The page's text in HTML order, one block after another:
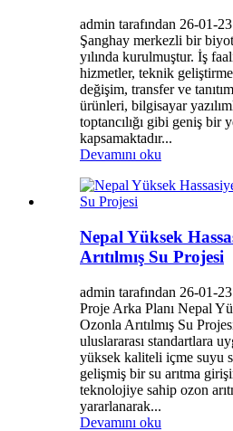
admin tarafından 26-01-
Şanghay merkezli bir
yılında kurulmuştur. İş
hizmetler, teknik
değişim, transfer ve
ürünleri, bilgisayar
toptancılığı gibi geniş bir
kapsamaktadır...
Devamını oku
Nepal Yüksek
Arıtılmış Su Projesi
admin tarafından 26-01-
Proje Arka Planı Nepal
Ozonla Arıtılmış Su
uluslararası standartlara
yüksek kaliteli içme suyu
gelişmiş bir su arıtma
teknolojiye sahip ozon
yararlanarak...
Devamını oku